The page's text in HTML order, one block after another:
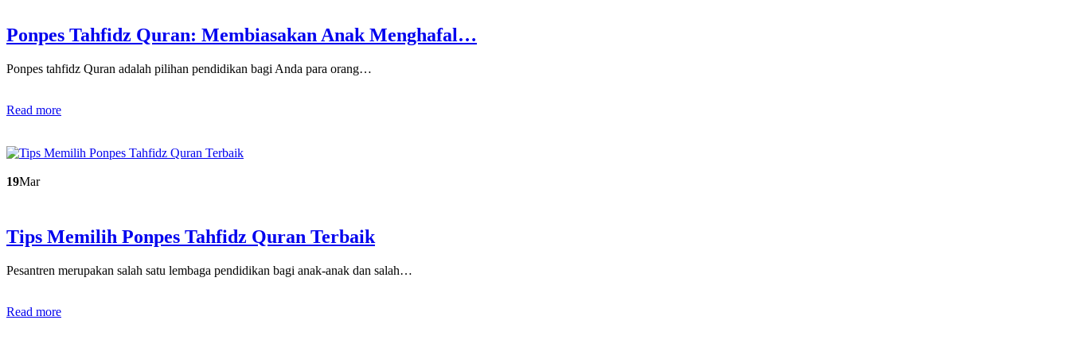
Ponpes Tahfidz Quran: Membiasakan Anak Menghafal…
Ponpes tahfidz Quran adalah pilihan pendidikan bagi Anda para orang…
Read more
19Mar
Tips Memilih Ponpes Tahfidz Quran Terbaik
Pesantren merupakan salah satu lembaga pendidikan bagi anak-anak dan salah…
Read more